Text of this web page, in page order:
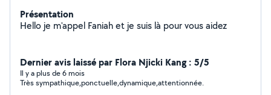
Présentation
Hello je m'appel Faniah et je suis là pour vous aidez
Dernier avis laissé par Flora Njicki Kang : 5/5
Il y a plus de 6 mois
Très sympathique,ponctuelle,dynamique,attentionnée.